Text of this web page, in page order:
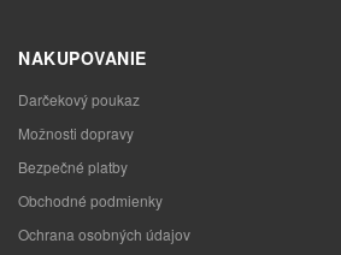
NAKUPOVANIE
Darčekový poukaz
Možnosti dopravy
Bezpečné platby
Obchodné podmienky
Ochrana osobných údajov